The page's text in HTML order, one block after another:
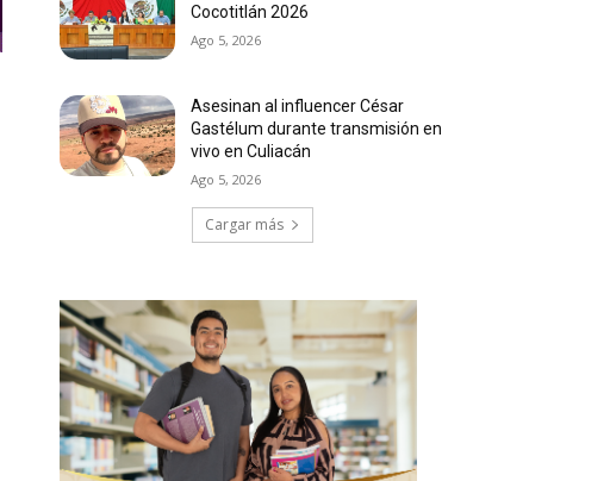
Cocotitlán 2026
Ago 5, 2026
Asesinan al influencer César
Gastélum durante transmisión en
vivo en Culiacán
Ago 5, 2026
Cargar más